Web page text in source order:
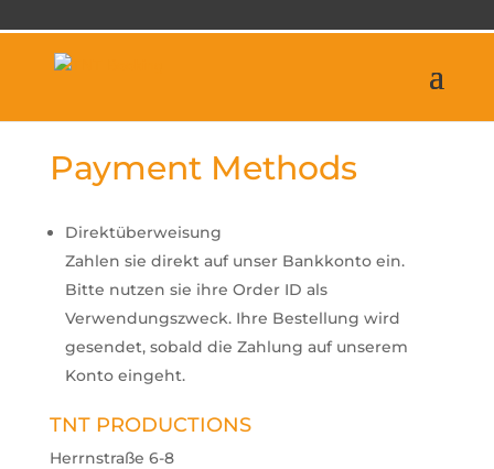
Payment Methods
Direktüberweisung
Zahlen sie direkt auf unser Bankkonto ein.
Bitte nutzen sie ihre Order ID als
Verwendungszweck. Ihre Bestellung wird
gesendet, sobald die Zahlung auf unserem
Konto eingeht.
TNT PRODUCTIONS
Herrnstraße 6-8